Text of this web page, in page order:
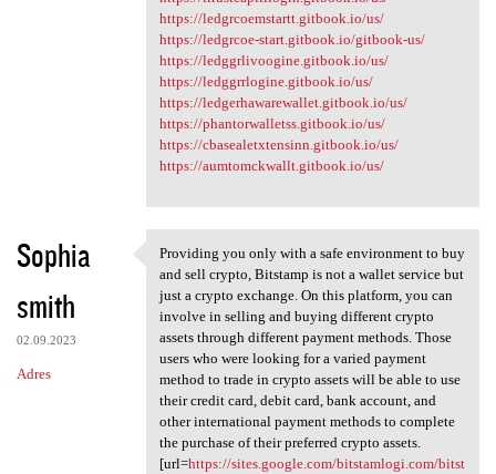
https://ledgrcoemstartt.gitbook.io/us/
https://ledgrcoe-start.gitbook.io/gitbook-us/
https://ledggrlivoogine.gitbook.io/us/
https://ledggrrlogine.gitbook.io/us/
https://ledgerhawarewallet.gitbook.io/us/
https://phantorwalletss.gitbook.io/us/
https://cbasealetxtensinn.gitbook.io/us/
https://aumtomckwallt.gitbook.io/us/
Sophia
smith
02.09.2023
Adres
Providing you only with a
Providing you only with a safe environment to buy
and sell crypto, Bitstamp is not a wallet service but
just a crypto exchange. On this platform, you can
involve in selling and buying different crypto
assets through different payment methods. Those
users who were looking for a varied payment
method to trade in crypto assets will be able to use
their credit card, debit card, bank account, and
other international payment methods to complete
the purchase of their preferred crypto assets.
[url=https://sites.google.com/bitstamlogi.com/bitst